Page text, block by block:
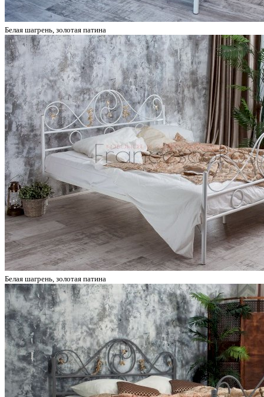
Белая шагрень, золотая патина
Белая шагрень, золотая патина